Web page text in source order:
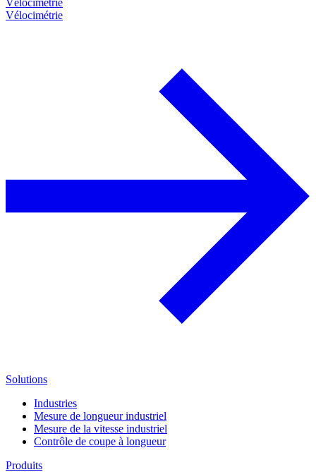
Vélocimétrie
Vélocimétrie
Solutions
Industries
Mesure de longueur industriel
Mesure de la vitesse industriel
Contrôle de coupe à longueur
Produits